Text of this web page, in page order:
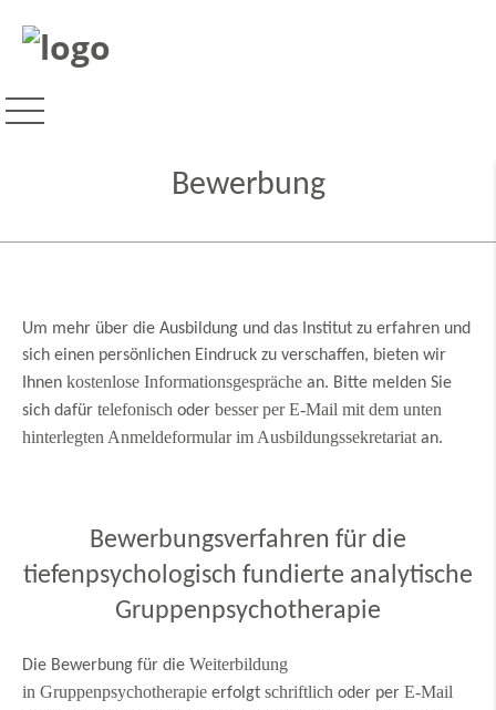
Bewerbung
Um mehr über die Ausbildung und das Institut zu erfahren und
sich einen persönlichen Eindruck zu verschaffen, bieten wir
Ihnen kostenlose Informationsgespräche an. Bitte melden Sie
sich dafür telefonisch oder besser per E-Mail mit dem unten
hinterlegten Anmeldeformular im Ausbildungssekretariatan.
Bewerbungsverfahren für die
tiefenpsychologisch fundierte analytische
Gruppenpsychotherapie
Die Bewerbung für die Weiterbildung
in Gruppenpsychotherapie erfolgt schriftlich oder per E-Mail